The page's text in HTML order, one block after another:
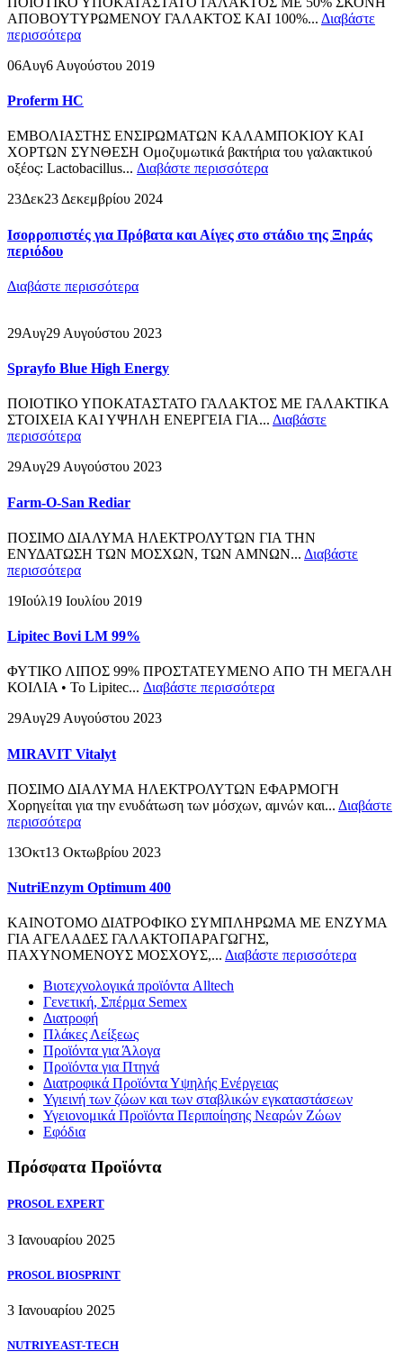
ΑΠΟΒΟΥΤΥΡΩΜΕΝΟΥ ΓΑΛΑΚΤΟΣ ΚΑΙ 100%... Διαβάστε
περισσότερα
06Αυγ6 Αυγούστου 2019
Proferm HC
ΕΜΒΟΛΙΑΣΤHΣ ΕΝΣΙΡΩΜΑΤΩΝ ΚΑΛΑΜΠΟΚΙΟΥ ΚΑΙ
ΧΟΡΤΩΝ ΣΥΝΘΕΣΗ Ομοζυμωτικά βακτήρια του γαλακτικού
οξέος: Lactobacillus... Διαβάστε περισσότερα
23Δεκ23 Δεκεμβρίου 2024
Ισορροπιστές για Πρόβατα και Αίγες στο στάδιο της Ξηράς
περιόδου
Διαβάστε περισσότερα
29Αυγ29 Αυγούστου 2023
Sprayfo Blue High Energy
ΠΟΙΟΤΙΚΟ ΥΠΟΚΑΤΑΣΤΑΤΟ ΓΑΛΑΚΤΟΣ ΜΕ ΓΑΛΑΚΤΙΚΑ
ΣΤΟΙΧΕΙΑ ΚΑΙ ΥΨΗΛΗ ΕΝΕΡΓΕΙΑ ΓΙΑ... Διαβάστε
περισσότερα
29Αυγ29 Αυγούστου 2023
Farm-O-San Rediar
ΠΟΣΙΜΟ ΔΙΑΛΥΜΑ ΗΛΕΚΤΡΟΛΥΤΩΝ ΓΙΑ ΤΗΝ
ΕΝΥΔΑΤΩΣΗ ΤΩΝ ΜΟΣΧΩΝ, ΤΩΝ ΑΜΝΩΝ... Διαβάστε
περισσότερα
19Ιούλ19 Ιουλίου 2019
Lipitec Bovi LM 99%
ΦΥΤΙΚΟ ΛΙΠΟΣ 99% ΠΡΟΣΤΑΤΕΥΜΕΝΟ ΑΠΟ ΤΗ ΜΕΓΑΛΗ
ΚΟΙΛΙΑ • Το Lipitec... Διαβάστε περισσότερα
29Αυγ29 Αυγούστου 2023
MIRAVIT Vitalyt
ΠΟΣΙΜΟ ΔΙΑΛΥΜΑ ΗΛΕΚΤΡΟΛΥΤΩΝ ΕΦΑΡΜΟΓΗ
Χορηγείται για την ενυδάτωση των μόσχων, αμνών και... Διαβάστε
περισσότερα
13Οκτ13 Οκτωβρίου 2023
NutriEnzym Optimum 400
ΚΑΙΝΟΤΟΜΟ ΔΙΑΤΡΟΦΙΚΟ ΣΥΜΠΛΗΡΩΜΑ ΜΕ ΕΝΖΥΜΑ
ΓΙΑ ΑΓΕΛΑΔΕΣ ΓΑΛΑΚΤΟΠΑΡΑΓΩΓΗΣ,
ΠΑΧΥΝΟΜΕΝΟΥΣ ΜΟΣΧΟΥΣ,... Διαβάστε περισσότερα
Βιοτεχνολογικά προϊόντα Alltech
Γενετική, Σπέρμα Semex
Διατροφή
Πλάκες Λείξεως
Προϊόντα για Άλογα
Προϊόντα για Πτηνά
Διατροφικά Προϊόντα Υψηλής Ενέργειας
Υγιεινή των ζώων και των σταβλικών εγκαταστάσεων
Υγειονομικά Προϊόντα Περιποίησης Νεαρών Ζώων
Εφόδια
Πρόσφατα Προϊόντα
PROSOL EXPERT
3 Ιανουαρίου 2025
PROSOL BIOSPRINT
3 Ιανουαρίου 2025
NUTRIYEAST-TECH